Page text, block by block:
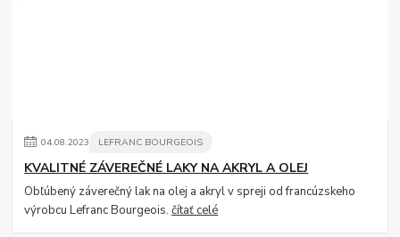
04.08.2023 LEFRANC BOURGEOIS
KVALITNÉ ZÁVEREČNÉ LAKY NA AKRYL A OLEJ
Obľúbený záverečný lak na olej a akryl v spreji od francúzskeho
výrobcu Lefranc Bourgeois.čítať celé